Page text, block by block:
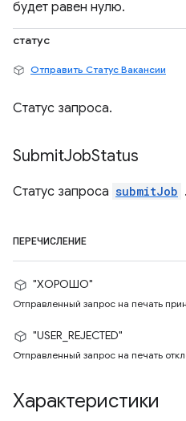
будет равен нулю.
статус
Отправить Статус Вакансии
Статус запроса.
SubmitJobStatus
Статус запроса submitJob .
ПЕРЕЧИСЛЕНИЕ
"ХОРОШО"
Отправленный запрос на печать
"USER_REJECTED"
Отправленный запрос на печать
Характеристики